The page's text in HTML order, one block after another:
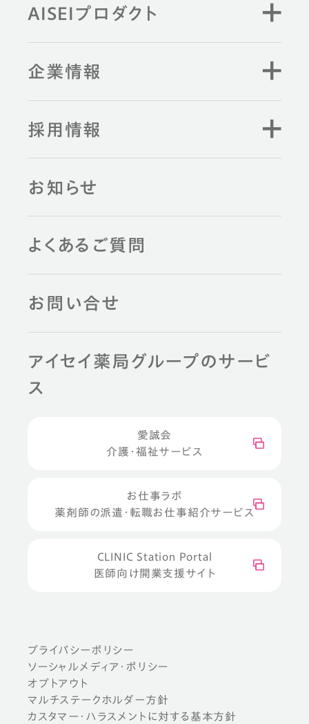
AISEIプロダクト
企業情報
採用情報
お知らせ
よくあるご質問
お問い合せ
アイセイ薬局グループのサービ
ス
愛誠会
介護・福祉サービス
お仕事ラボ
薬剤師の派遣・転職お仕事紹介サービス
CLINIC Station Portal
医師向け開業支援サイト
プライバシーポリシー
ソーシャルメディア・ポリシー
オプトアウト
マルチステークホルダー方針
カスタマー・ハラスメントに対する基本方針